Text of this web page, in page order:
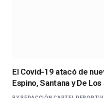
El Covid-19 atacó de
Espino, Santana y De